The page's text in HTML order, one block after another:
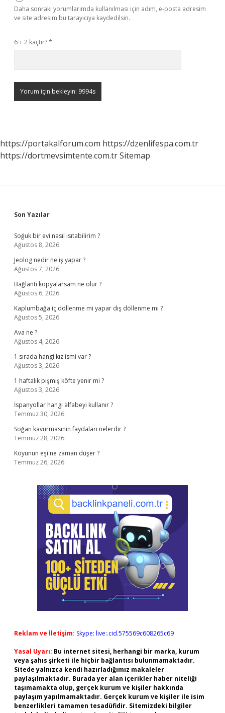
Daha sonraki yorumlarımda kullanılması için adım, e-posta adresim
ve site adresim bu tarayıcıya kaydedilsin.
6 + 2 kaçtır?*
https://portakalforum.com https://dzenlifespa.com.tr
https://dortmevsimtente.com.trSitemap
Sidebar
Son Yazılar
Soğuk bir evi nasıl ısıtabilirim ?
Ağustos 8, 2026
Jeolog nedir ne iş yapar ?
Ağustos 7, 2026
Bağlantı kopyalarsam ne olur ?
Ağustos 6, 2026
Kaplumbağa iç döllenme mi yapar dış döllenme mi ?
Ağustos 5, 2026
Ava ne ?
Ağustos 4, 2026
1 sırada hangi kız ismi var ?
Ağustos 3, 2026
1 haftalık pişmiş köfte yenir mi ?
Ağustos 3, 2026
İspanyollar hangi alfabeyi kullanır ?
Temmuz 30, 2026
Soğan kavurmasının faydaları nelerdir ?
Temmuz 28, 2026
Koyunun eşi ne zaman düşer ?
Temmuz 26, 2026
Reklam ve İletişim: Skype: live:.cid.575569c608265c69
Yasal Uyarı: Bu internet sitesi, herhangi bir marka, kurum
veya şahıs şirketi ile hiçbir bağlantısı bulunmamaktadır.
Sitede yalnızca kendi hazırladığımız makaleler
paylaşılmaktadır. Burada yer alan içerikler haber niteliği
taşımamakta olup, gerçek kurum ve kişiler hakkında
paylaşım yapılmamaktadır. Gerçek kurum ve kişiler ile isim
benzerlikleri tamamen tesadüfidir. Sitemizdeki bilgiler